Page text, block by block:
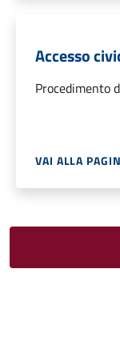
Accesso
Procedimento
VAI ALLA